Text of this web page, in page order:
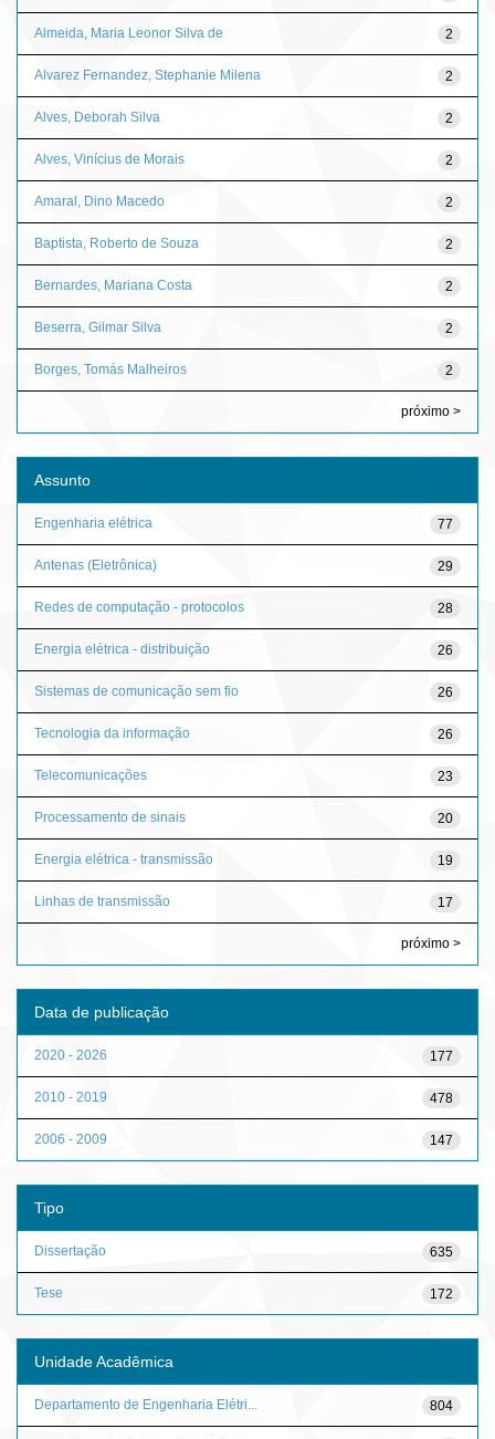
2
Almeida, Maria Leonor Silva de
2
Alvarez Fernandez, Stephanie Milena
2
Alves, Deborah Silva
2
Alves, Vinícius de Morais
2
Amaral, Dino Macedo
2
Baptista, Roberto de Souza
2
Bernardes, Mariana Costa
2
Beserra, Gilmar Silva
2
Borges, Tomás Malheiros
próximo >
Assunto
77
Engenharia elétrica
29
Antenas (Eletrônica)
28
Redes de computação - protocolos
26
Energia elétrica - distribuição
26
Sistemas de comunicação sem fio
26
Tecnologia da informação
23
Telecomunicações
20
Processamento de sinais
19
Energia elétrica - transmissão
17
Linhas de transmissão
próximo >
Data de publicação
177
2020 - 2026
478
2010 - 2019
147
2006 - 2009
Tipo
635
Dissertação
172
Tese
Unidade Acadêmica
804
Departamento de Engenharia Elétri...